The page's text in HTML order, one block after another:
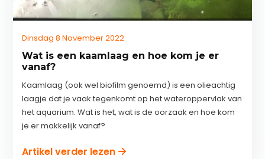
Dinsdag 8 November 2022
Wat is een kaamlaag en hoe kom je er
vanaf?
Kaamlaag (ook wel biofilm genoemd) is een olieachtig
laagje dat je vaak tegenkomt op het wateroppervlak van
het aquarium. Wat is het, wat is de oorzaak en hoe kom
je er makkelijk vanaf?
Artikel verder lezen